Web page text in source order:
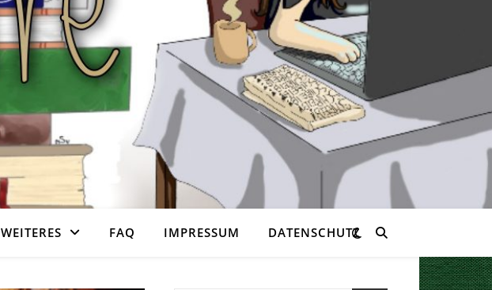
WEITERES FAQ IMPRESSUM DATENSCHUTZ